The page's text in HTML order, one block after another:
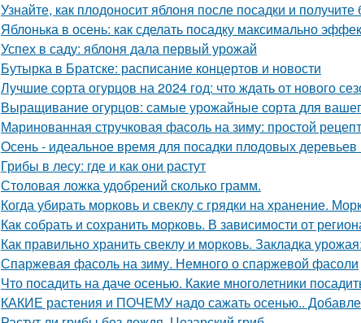
Узнайте, как плодоносит яблоня после посадки и
Яблонька в осень: как сделать посадку максимально
Успех в саду: яблоня дала первый урожай
Бутырка в Братске: расписание концертов и новости
Лучшие сорта огурцов на 2024 год: что ждать от нового
Выращивание огурцов: самые урожайные сорта для
Маринованная стручковая фасоль на зиму: простой
Осень - идеальное время для посадки плодовых деревьев
Грибы в лесу: где и как они растут
Столовая ложка удобрений сколько грамм.
Когда убирать морковь и свеклу с грядки на хранение.
Как собрать и сохранить морковь. В зависимости от
Как правильно хранить свеклу и морковь. Закладка
Спаржевая фасоль на зиму. Немного о спаржевой фасоли
Что посадить на даче осенью. Какие многолетники
КАКИЕ растения и ПОЧЕМУ надо сажать осенью..